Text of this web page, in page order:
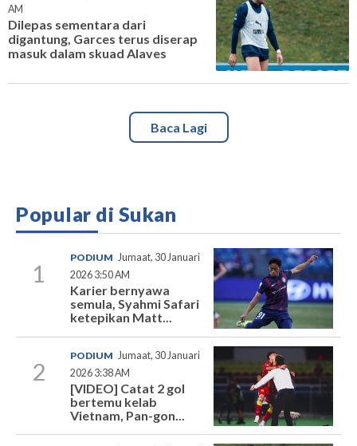
AM
Dilepas sementara dari
digantung, Garces terus diserap
masuk dalam skuad Alaves
Baca Lagi
Popular di Sukan
1
PODIUM Jumaat, 30 Januari
2026 3:50 AM
Karier bernyawa
semula, Syahmi Safari
ketepikan Matt...
2
PODIUM Jumaat, 30 Januari
2026 3:38 AM
[VIDEO] Catat 2 gol
bertemu kelab
Vietnam, Pan-gon...